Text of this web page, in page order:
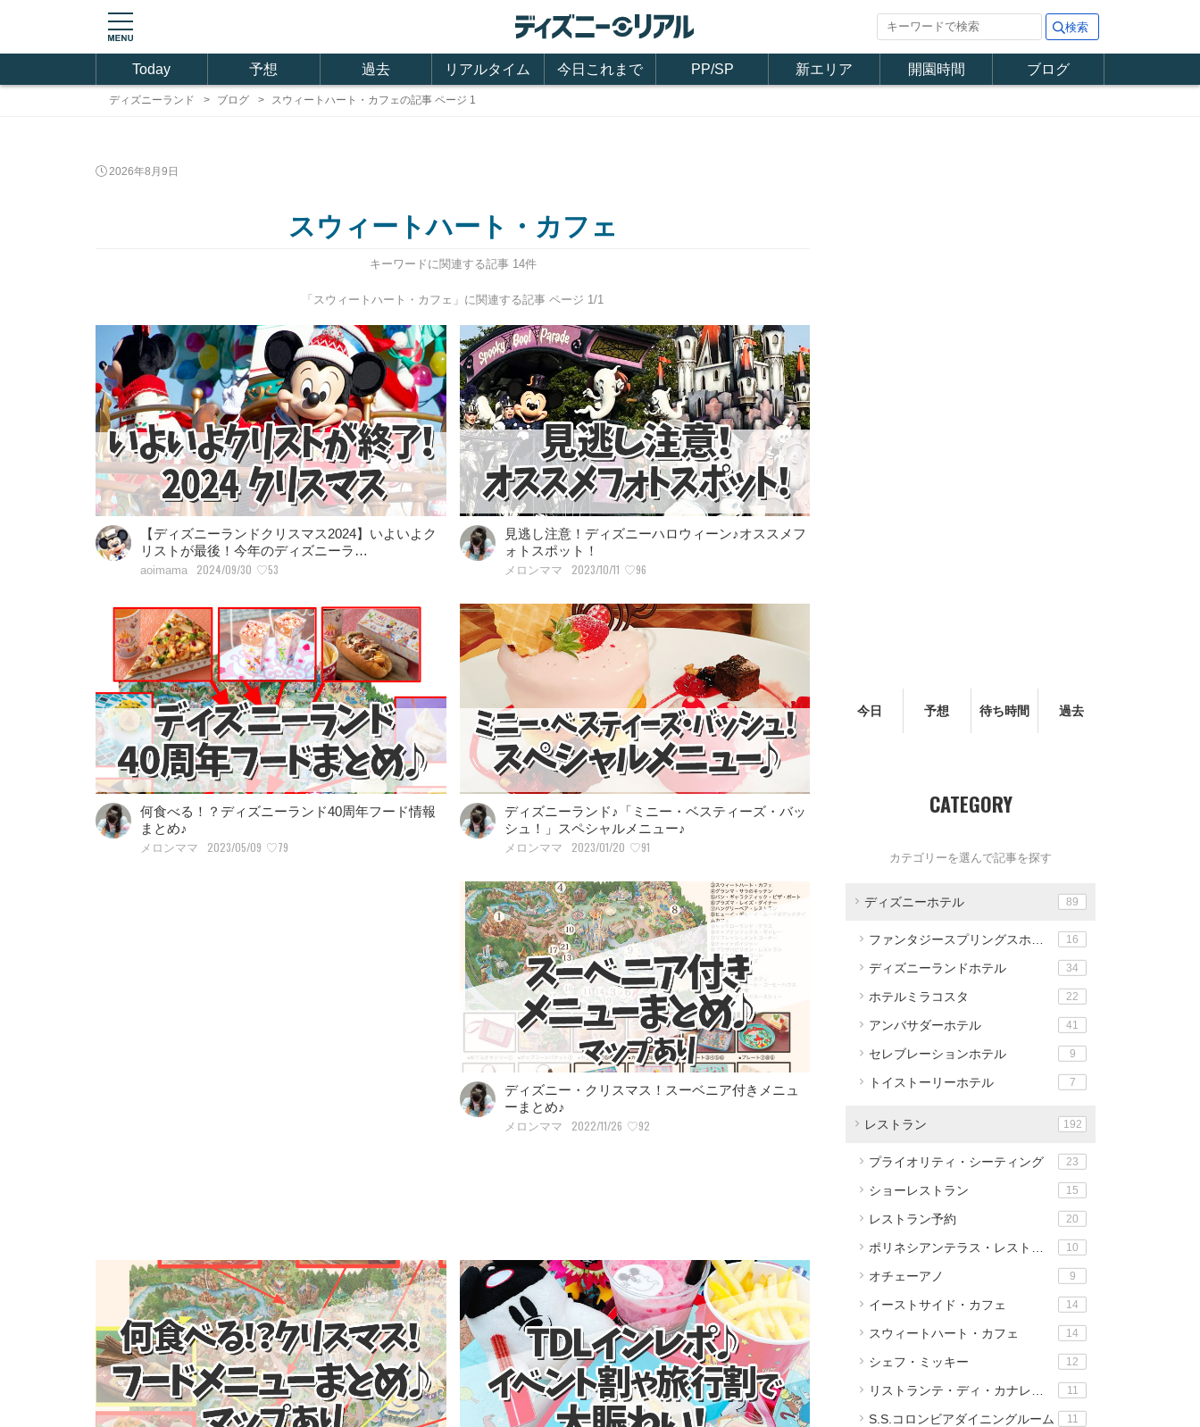
Today 予想 過去 リアルタイム 今日これまで PP/SP 新エリア 開園時間 ブログ
ディズニーランド ブログ スウィートハート・カフェの記事 ページ 1
2026年8月9日
スウィートハート・カフェ
キーワードに関連する記事 14件
「スウィートハート・カフェ」に関連する記事 ページ 1/1
【ディズニーランドクリスマス2024】いよいよク
リストが最後！今年のディズニーラ…
aoimama 2024/09/30 ♡53
見逃し注意！ディズニーハロウィーン♪オススメフ
ォトスポット！
メロンママ 2023/10/11 ♡96
何食べる！？ディズニーランド40周年フード情報
まとめ♪
メロンママ 2023/05/09 ♡79
ディズニーランド♪「ミニー・ベスティーズ・バッ
シュ！」スペシャルメニュー♪
メロンママ 2023/01/20 ♡91
ディズニー・クリスマス！スーベニア付きメニュ
ーまとめ♪
メロンママ 2022/11/26 ♡92
今日 予想 待ち時間 過去
CATEGORY
カテゴリーを選んで記事を探す
ディズニーホテル 89
ファンタジースプリングスホテル 16
ディズニーランドホテル 34
ホテルミラコスタ 22
アンバサダーホテル 41
セレブレーションホテル 9
トイストーリーホテル 7
レストラン 192
プライオリティ・シーティング 23
ショーレストラン 15
レストラン予約 20
ポリネシアンテラス・レストラン 10
オチェーアノ 9
イーストサイド・カフェ 14
スウィートハート・カフェ 14
シェフ・ミッキー 12
リストランテ・ディ・カナレット 11
S.S.コロンビアダイニングルーム 11